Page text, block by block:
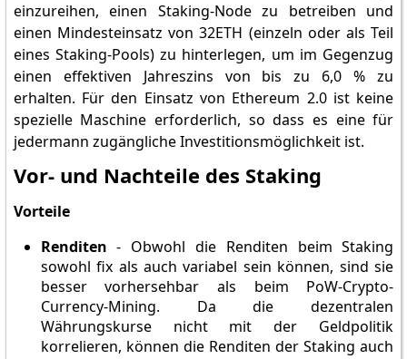
einzureihen, einen Staking-Node zu betreiben und
einen Mindesteinsatz von 32ETH (einzeln oder als Teil
eines Staking-Pools) zu hinterlegen, um im Gegenzug
einen effektiven Jahreszins von bis zu 6,0 % zu
erhalten. Für den Einsatz von Ethereum 2.0 ist keine
spezielle Maschine erforderlich, so dass es eine für
jedermann zugängliche Investitionsmöglichkeit ist.
Vor- und Nachteile des Staking
Vorteile
Renditen - Obwohl die Renditen beim Staking
sowohl fix als auch variabel sein können, sind sie
besser vorhersehbar als beim PoW-Crypto-
Currency-Mining. Da die dezentralen
Währungskurse nicht mit der Geldpolitik
korrelieren, können die Renditen der Staking auch